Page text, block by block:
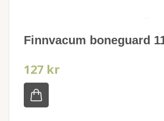
Finnvacum boneguard
127 kr